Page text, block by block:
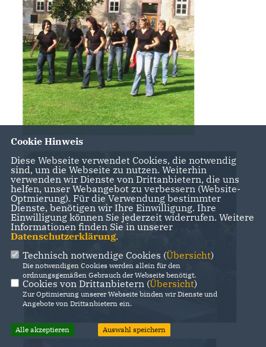
Cookie Hinweis
Diese Webseite verwendet Cookies, die notwendig
sind, um die Webseite zu nutzen. Weiterhin
verwenden wir Dienste von Drittanbietern, die uns
helfen, unser Webangebot zu verbessern (Website-
Optmierung). Für die Verwendung bestimmter
Dienste, benötigen wir Ihre Einwilligung. Ihre
Einwilligung können Sie jederzeit widerrufen. Weitere
Informationen finden Sie in unserer
Datenschutzerklärung.
Technisch notwendige Cookies (Übersicht)
Die notwendigen Cookies werden allein für den
ordnungsgemäßen Gebrauch der Webseite benötigt.
Cookies von Drittanbietern (Übersicht)
Zur Optimierung unserer Webseite binden wir Dienste und
Angebote von Drittanbietern ein.
Alle akzeptieren Auswahl speichern